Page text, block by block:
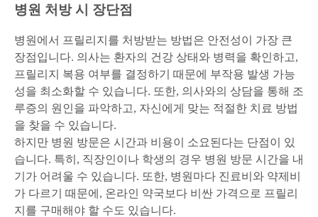
병원 처방 시 장단점
병원에서 프릴리지를 처방받는 방법은 안전성이 가장 큰
장점입니다. 의사는 환자의 건강 상태와 병력을 확인하고,
프릴리지 복용 여부를 결정하기 때문에 부작용 발생 가능
성을 최소화할 수 있습니다. 또한, 의사와의 상담을 통해 조
루증의 원인을 파악하고, 자신에게 맞는 적절한 치료 방법
을 찾을 수 있습니다.
하지만 병원 방문은 시간과 비용이 소요된다는 단점이 있
습니다. 특히, 직장인이나 학생의 경우 병원 방문 시간을 내
기가 어려울 수 있습니다. 또한, 병원마다 진료비와 약제비
가 다르기 때문에, 온라인 약국보다 비싼 가격으로 프릴리
지를 구매해야 할 수도 있습니다.